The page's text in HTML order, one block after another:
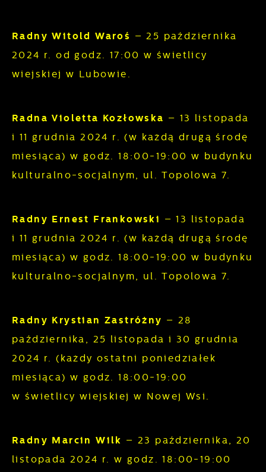
Radny Witold Waroś – 25 października
2024 r. od godz. 17:00 w świetlicy
wiejskiej w Lubowie.
Radna Violetta Kozłowska – 13 listopada
i 11 grudnia 2024 r. (w każdą drugą środę
miesiąca) w godz. 18:00-19:00 w budynku
kulturalno-socjalnym, ul. Topolowa 7.
Radny Ernest Frankowski – 13 listopada
i 11 grudnia 2024 r. (w każdą drugą środę
miesiąca) w godz. 18:00-19:00 w budynku
kulturalno-socjalnym, ul. Topolowa 7.
Radny Krystian Zastróżny – 28
października, 25 listopada i 30 grudnia
2024 r. (każdy ostatni poniedziałek
miesiąca) w godz. 18:00-19:00
w świetlicy wiejskiej w Nowej Wsi.
Radny Marcin Wilk – 23 października, 20
listopada 2024 r. w godz. 18:00-19:00
charakterze pośredników prezentujących
nasze treści w postaci wiadomości, ofert,
komunikatów mediów społecznościowych.